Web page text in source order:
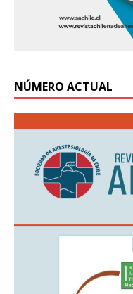
NÚMERO ACTUAL